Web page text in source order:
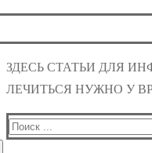
ЗДЕСЬ СТАТЬИ ДЛЯ
ЛЕЧИТЬСЯ НУЖНО У
Найти: